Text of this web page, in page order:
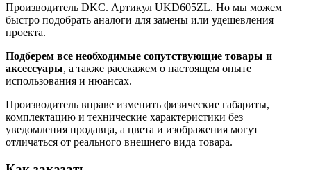
Производитель DKC. Артикул UKD605ZL. Но мы можем
быстро подобрать аналоги для замены или удешевления
проекта.
Подберем все необходимые сопутствующие товары и
аксессуары, а также расскажем о настоящем опыте
использования и нюансах.
Производитель вправе изменить физические габариты,
комплектацию и технические характеристики без
уведомления продавца, а цвета и изображения могут
отличаться от реального внешнего вида товара.